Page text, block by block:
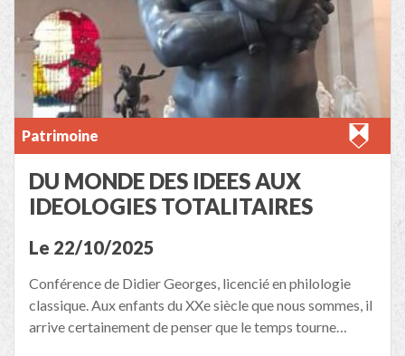
Patrimoine
DU MONDE DES IDEES AUX
IDEOLOGIES TOTALITAIRES
Le 22/10/2025
Conférence de Didier Georges, licencié en philologie
classique. Aux enfants du XXe siècle que nous sommes, il
arrive certainement de penser que le temps tourne…